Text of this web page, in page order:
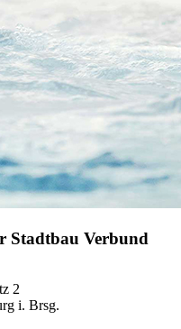
Stadtbau Verbund
2
i. Brsg.